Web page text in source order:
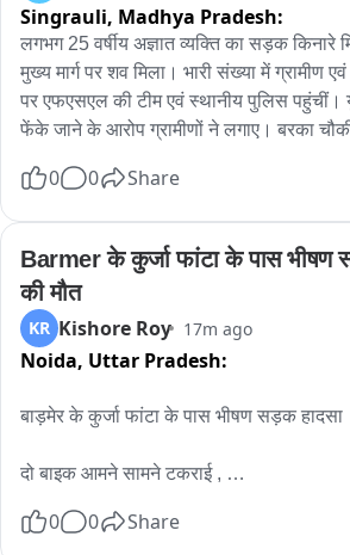
Singrauli, Madhya Pradesh:
लगभग 25 वर्षीय अज्ञात व्यक्ति का सड़क किनारे
मुख्य मार्ग पर शव मिला। भारी संख्या में ग्रामीण
पर एफएसएल की टीम एवं स्थानीय पुलिस
फेंके जाने के आरोप ग्रामीणों ने लगाए। बरका
हत्या के आरोप लगाए। एफएसएल टीम मौके पर
घटनास्थल पर मौजूद है।
0 0 Share
Barmer के कुर्जा फांटा के पास भीषण
की मौत
KR Kishore Roy 17m ago
Noida, Uttar Pradesh:
बाड़मेर के कुर्जा फांटा के पास भीषण सड़क हादसा
दो बाइक आमने सामने टकराई ,
सड़क हादसे में 3 लोगों की मौके पर ही मौत
0 0 Share